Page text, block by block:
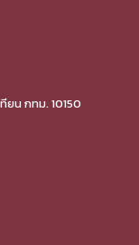
ยน กทม. 10150